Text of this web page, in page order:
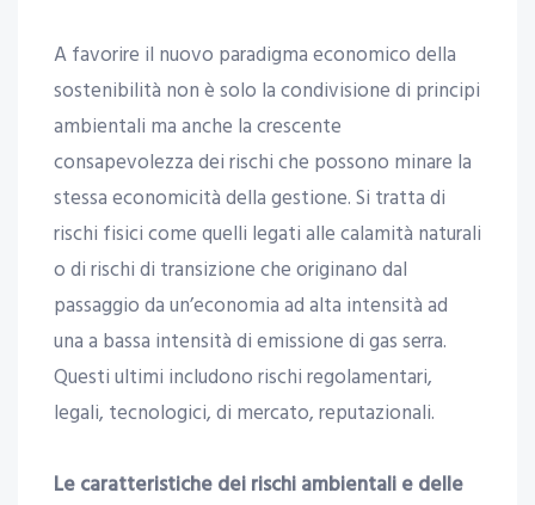
A favorire il nuovo paradigma economico della
sostenibilità non è solo la condivisione di principi
ambientali ma anche la crescente
consapevolezza dei rischi che possono minare la
stessa economicità della gestione. Si tratta di
rischi fisici come quelli legati alle calamità naturali
o di rischi di transizione che originano dal
passaggio da un’economia ad alta intensità ad
una a bassa intensità di emissione di gas serra.
Questi ultimi includono rischi regolamentari,
legali, tecnologici, di mercato, reputazionali.
Le caratteristiche dei rischi ambientali e delle